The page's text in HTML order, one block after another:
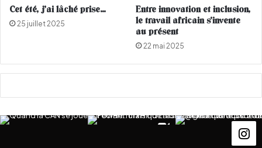
d
e
n
Cet été, j’ai lâché prise…
25 juillet 2025
Entre innovation et inclusion,
le travail africain s’invente
au présent
22 mai 2025